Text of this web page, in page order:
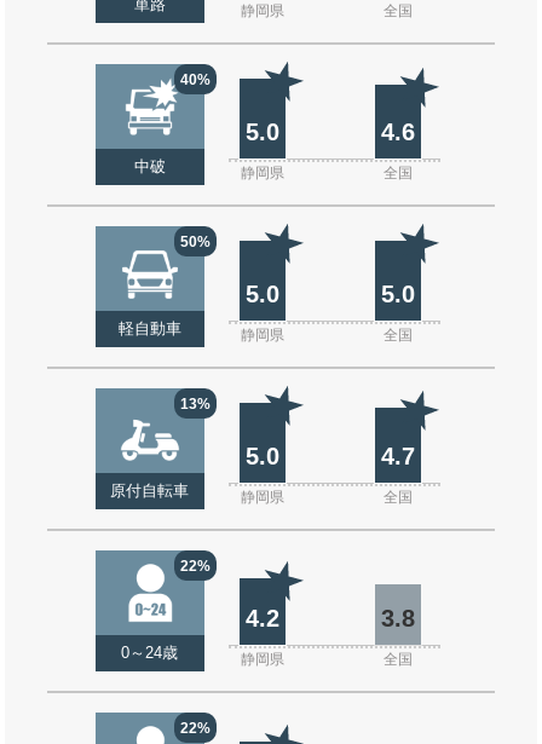
単路 静岡県 全国
40%
中破
5.0 4.6
静岡県 全国
50%
軽自動車
5.0 5.0
静岡県 全国
13%
原付自転車
5.0 4.7
静岡県 全国
22%
0～24歳
4.2 3.8
静岡県 全国
22%